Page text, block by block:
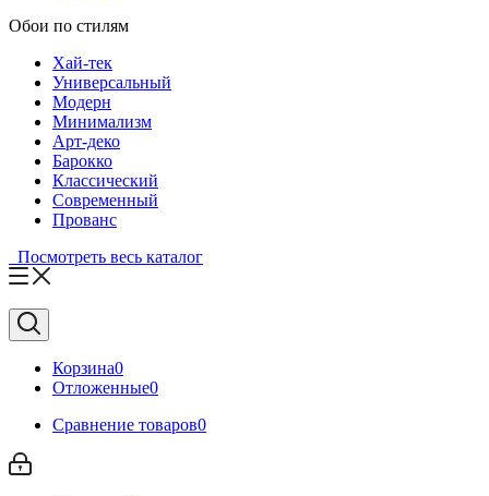
Обои по стилям
Хай-тек
Универсальный
Модерн
Минимализм
Арт-деко
Барокко
Классический
Современный
Прованс
Посмотреть весь каталог
Корзина0
Отложенные0
Сравнение товаров0